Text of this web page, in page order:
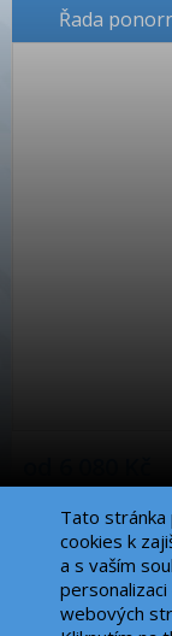
Řada
KONTAKT
+420 585 417 604
Tato stránka
cookies k
a s vaším
personalizaci
webových